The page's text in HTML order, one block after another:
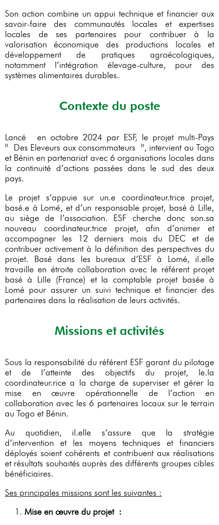
Son action combine un appui technique et financier aux
savoir-faire des communautés locales et expertises
locales de ses partenaires pour contribuer à la
valorisation économique des productions locales et
développement de pratiques agroécologiques,
notamment l’intégration élevage-culture, pour des
systèmes alimentaires durables.
Contexte du poste
Lancé en octobre 2024 par ESF, le projet multi-Pays
« Des Eleveurs aux consommateurs », intervient au Togo
et Bénin en partenariat avec 6 organisations locales dans
la continuité d’actions passées dans le sud des deux
pays.
Le projet s’appuie sur un.e coordinateur.trice projet,
basé.e à Lomé, et d’un responsable projet, basé à Lille,
au siège de l’association. ESF cherche donc son.sa
nouveau coordinateur.trice projet, afin d’animer et
accompagner les 12 derniers mois du DEC et de
contribuer activement à la définition des perspectives du
projet. Basé dans les bureaux d’ESF à Lomé, il.elle
travaille en étroite collaboration avec le référent projet
basé à Lille (France) et la comptable projet basée à
Lomé pour assurer un suivi technique et financier des
partenaires dans la réalisation de leurs activités.
Missions et activités
Sous la responsabilité du référent ESF garant du pilotage
et de l’atteinte des objectifs du projet, le.la
coordinateur.rice a la charge de superviser et gérer la
mise en œuvre opérationnelle de l’action en
collaboration avec les 6 partenaires locaux sur le terrain
au Togo et Bénin.
Au quotidien, il.elle s’assure que la stratégie
d’intervention et les moyens techniques et financiers
déployés soient cohérents et contribuent aux réalisations
et résultats souhaités auprès des différents groupes cibles
bénéficiaires.
Ses principales missions sont les suivantes :
Mise en œuvre du projet :